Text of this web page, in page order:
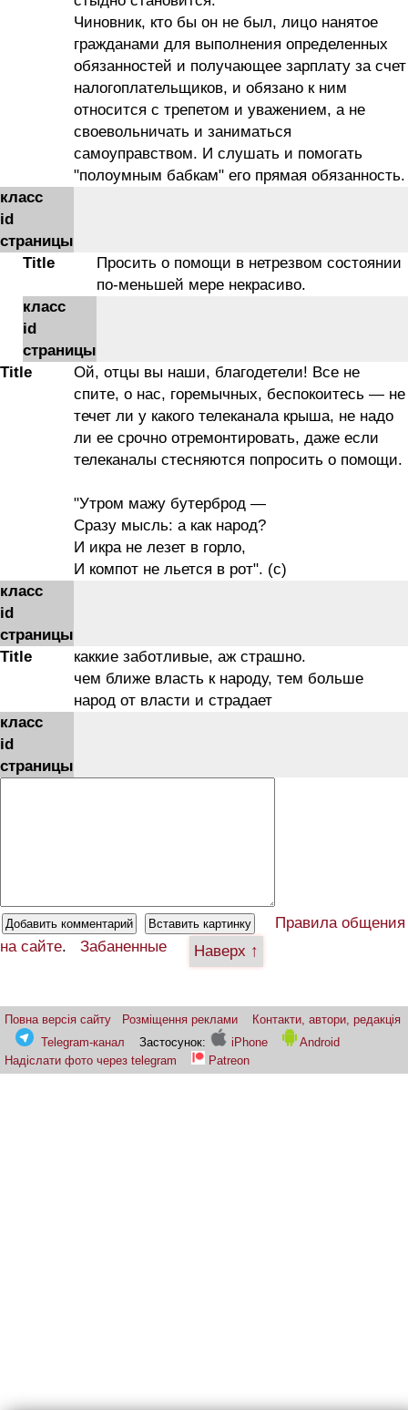
Чиновник, кто бы он не был, лицо нанятое
гражданами для выполнения определенных
обязанностей и получающее зарплату за счет
налогоплательщиков, и обязано к ним
относится с трепетом и уважением, а не
своевольничать и заниматься
самоуправством. И слушать и помогать
"полоумным бабкам" его прямая обязанность.
класс
id
страницы
Title
Просить о помощи в нетрезвом состоянии
по-меньшей мере некрасиво.
класс
id
страницы
Title
Ой, отцы вы наши, благодетели! Все не
спите, о нас, горемычных, беспокоитесь — не
течет ли у какого телеканала крыша, не надо
ли ее срочно отремонтировать, даже если
телеканалы стесняются попросить о помощи.
"Утром мажу бутерброд —
Сразу мысль: а как народ?
И икра не лезет в горло,
И компот не льется в рот". (с)
класс
id
страницы
Title
каккие заботливые, аж страшно.
чем ближе власть к народу, тем больше
народ от власти и страдает
класс
id
страницы
Правила общения
на сайте. Забаненные Наверх ↑
Повна версія сайту Розміщення реклами
Контакти, автори, редакція
Telegram-канал
Застосунок: iPhone
Android
Надіслати фото через telegram
Patreon